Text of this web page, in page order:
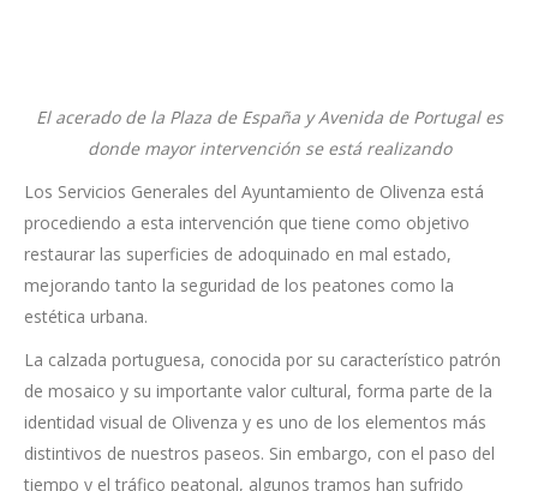
El acerado de la Plaza de España y Avenida de Portugal es
donde mayor intervención se está realizando
Los Servicios Generales del Ayuntamiento de Olivenza está
procediendo a esta intervención que tiene como objetivo
restaurar las superficies de adoquinado en mal estado,
mejorando tanto la seguridad de los peatones como la
estética urbana.
La calzada portuguesa, conocida por su característico patrón
de mosaico y su importante valor cultural, forma parte de la
identidad visual de Olivenza y es uno de los elementos más
distintivos de nuestros paseos. Sin embargo, con el paso del
tiempo y el tráfico peatonal, algunos tramos han sufrido